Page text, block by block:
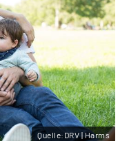
Quelle:DRV | Harms